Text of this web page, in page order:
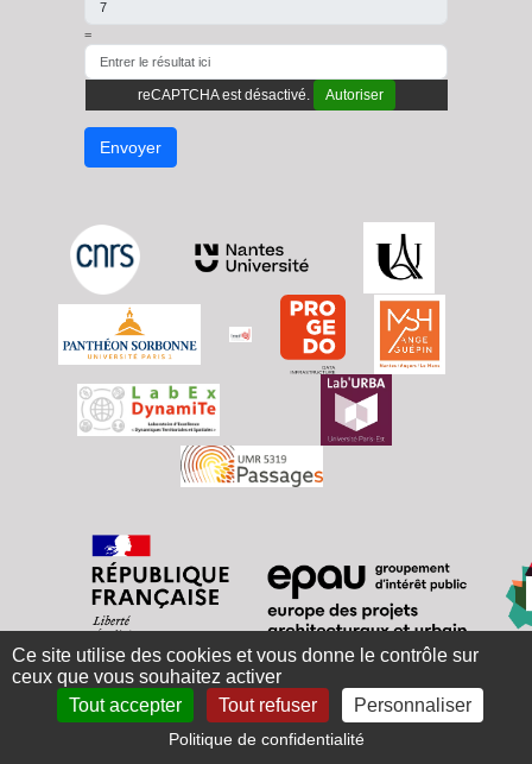
=
reCAPTCHA est désactivé. Autoriser
Envoyer
Ce site utilise des cookies et vous donne le contrôle sur
ceux que vous souhaitez activer
Tout accepter
Tout refuser Personnaliser
Politique de confidentialité